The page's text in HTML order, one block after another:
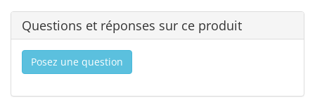
Questions et réponses sur ce produit
Posez une question